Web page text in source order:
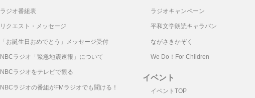
ラジオ番組表
リクエスト・メッセージ
「お誕生日おめでとう」メッセージ受付
NBCラジオ「緊急地震速報」について
NBCラジオをテレビで観る
NBCラジオの番組がFMラジオでも聞ける！
ラジオキャンペーン
平和文学朗読キャラバン
ながさきかぞく
We Do！For Children
イベント
イベントTOP